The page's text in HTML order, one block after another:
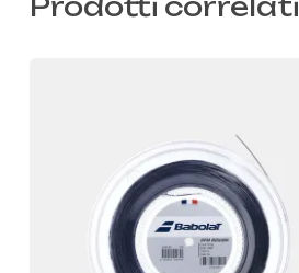
Prodotti correlati